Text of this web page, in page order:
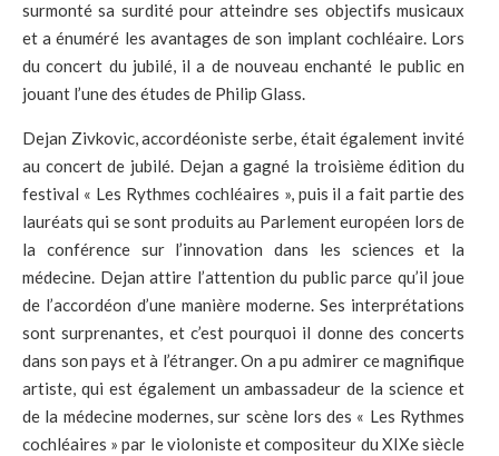
surmonté sa surdité pour atteindre ses objectifs musicaux
et a énuméré les avantages de son implant cochléaire. Lors
du concert du jubilé, il a de nouveau enchanté le public en
jouant l’une des études de Philip Glass.
Dejan Zivkovic, accordéoniste serbe, était également invité
au concert de jubilé. Dejan a gagné la troisième édition du
festival « Les Rythmes cochléaires », puis il a fait partie des
lauréats qui se sont produits au Parlement européen lors de
la conférence sur l’innovation dans les sciences et la
médecine. Dejan attire l’attention du public parce qu’il joue
de l’accordéon d’une manière moderne. Ses interprétations
sont surprenantes, et c’est pourquoi il donne des concerts
dans son pays et à l’étranger. On a pu admirer ce magnifique
artiste, qui est également un ambassadeur de la science et
de la médecine modernes, sur scène lors des « Les Rythmes
cochléaires » par le violoniste et compositeur du XIXe siècle